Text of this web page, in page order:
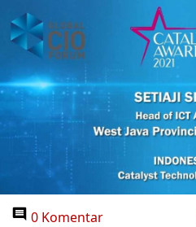
0 Komentar